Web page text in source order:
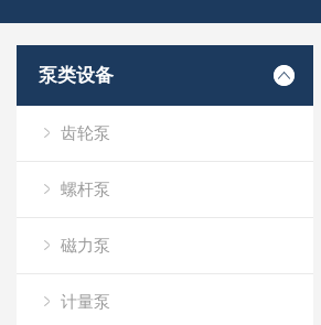
泵类设备
齿轮泵
螺杆泵
磁力泵
计量泵